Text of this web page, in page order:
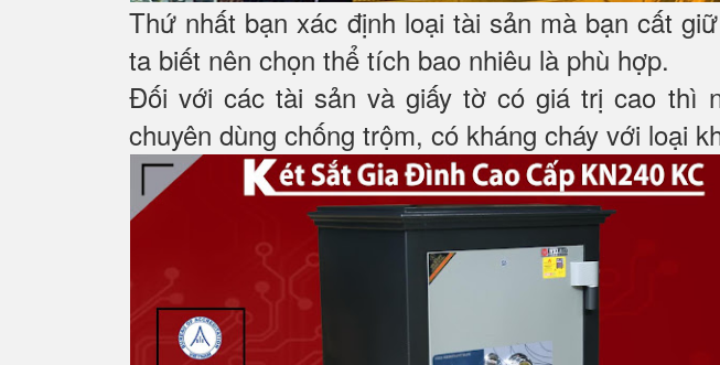
Thứ nhất bạn xác định loại tài sản mà bạn cất
ta biết nên chọn thể tích bao nhiêu là phù hợp.
Đối với các tài sản và giấy tờ có giá trị cao thì
chuyên dùng chống trộm, có kháng cháy với loại